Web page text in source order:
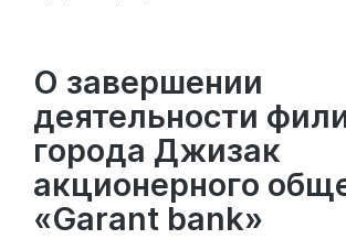
О завершении
деятельности
города Джизак
акционерного
«Garant bank»